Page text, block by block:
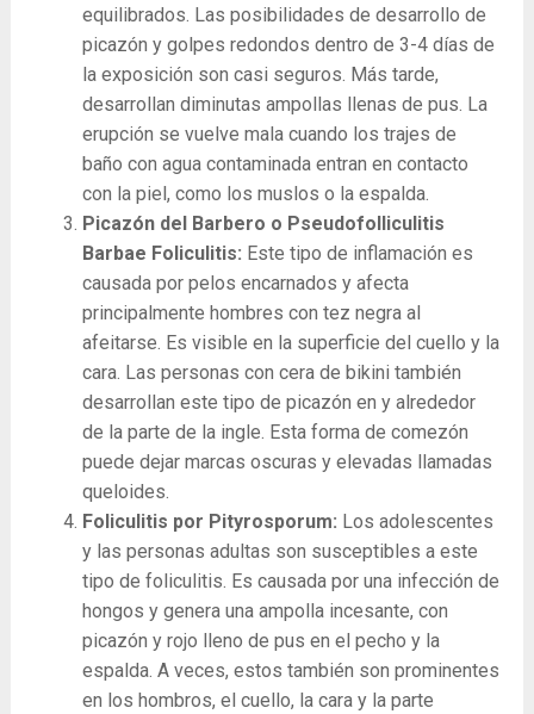
equilibrados. Las posibilidades de desarrollo de
picazón y golpes redondos dentro de 3-4 días de
la exposición son casi seguros. Más tarde,
desarrollan diminutas ampollas llenas de pus. La
erupción se vuelve mala cuando los trajes de
baño con agua contaminada entran en contacto
con la piel, como los muslos o la espalda.
Picazón del Barbero o Pseudofolliculitis
Barbae Foliculitis: Este tipo de inflamación es
causada por pelos encarnados y afecta
principalmente hombres con tez negra al
afeitarse. Es visible en la superficie del cuello y la
cara. Las personas con cera de bikini también
desarrollan este tipo de picazón en y alrededor
de la parte de la ingle. Esta forma de comezón
puede dejar marcas oscuras y elevadas llamadas
queloides.
Foliculitis por Pityrosporum: Los adolescentes
y las personas adultas son susceptibles a este
tipo de foliculitis. Es causada por una infección de
hongos y genera una ampolla incesante, con
picazón y rojo lleno de pus en el pecho y la
espalda. A veces, estos también son prominentes
en los hombros, el cuello, la cara y la parte